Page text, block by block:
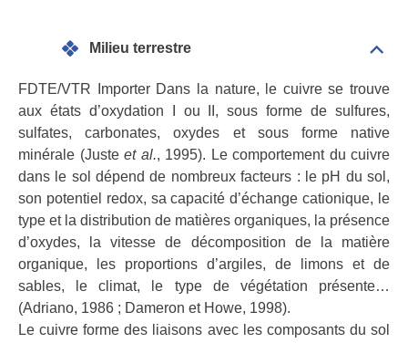
Milieu terrestre
FDTE/VTR Importer Dans la nature, le cuivre se trouve
aux états d’oxydation I ou II, sous forme de sulfures,
sulfates, carbonates, oxydes et sous forme native
minérale (Justeet al., 1995). Le comportement du cuivre
dans le sol dépend de nombreux facteurs : le pH du sol,
son potentiel redox, sa capacité d’échange cationique, le
type et la distribution de matières organiques, la présence
d’oxydes, la vitesse de décomposition de la matière
organique, les proportions d’argiles, de limons et de
sables, le climat, le type de végétation présente…
(Adriano, 1986 ; Dameron et Howe, 1998).
Le cuivre forme des liaisons avec les composants du sol